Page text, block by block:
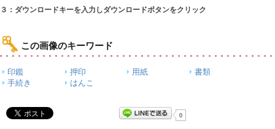
３：ダウンロードキーを入力しダウンロードボタンをクリック
この画像のキーワード
印鑑 押印 用紙
書類
手続き
はんこ
0